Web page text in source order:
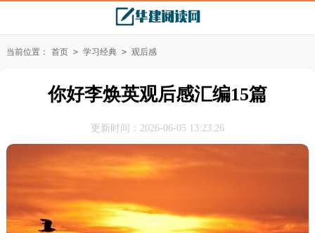
当前位置： 首页 > 学习经典 > 观后感
你好李焕英观后感汇编15篇
更新时间：2026-06-05 13:23:26